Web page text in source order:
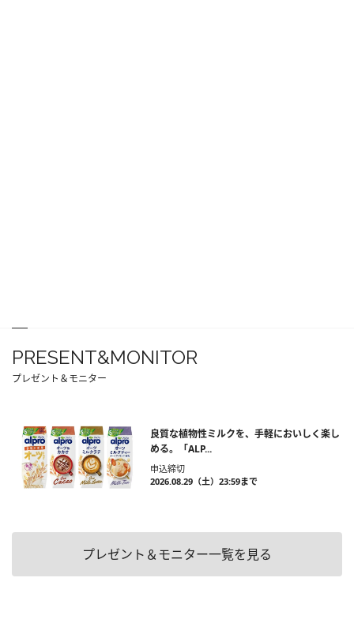
PRESENT&MONITOR
プレゼント＆モニター
良質な植物性ミルクを、手軽においしく楽し
める。「ALP...
申込締切
2026.08.29（土）23:59まで
プレゼント＆モニター一覧を見る